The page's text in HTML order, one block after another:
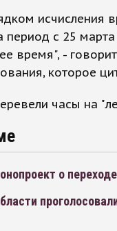
исчисления
с 25
время", -
которое
часы на
о